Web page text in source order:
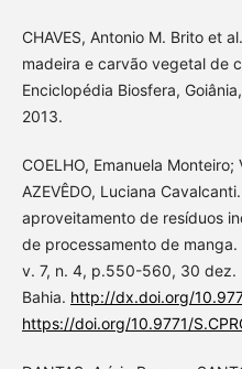
CHAVES, Antonio M. Brito et
madeira e carvão vegetal de
Enciclopédia Biosfera,
2013.
COELHO, Emanuela
AZEVÊDO, Luciana
aproveitamento de resíduos
de processamento de
v. 7, n. 4, p.550-560, 30 dez.
Bahia. http://dx.doi.org/
https://doi.org/10.9771/